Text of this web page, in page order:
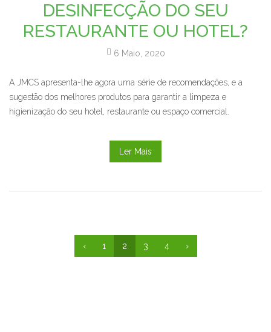
DESINFECÇÃO DO SEU
RESTAURANTE OU HOTEL?
6 Maio, 2020
A JMCS apresenta-lhe agora uma série de recomendações, e a
sugestão dos melhores produtos para garantir a limpeza e
higienização do seu hotel, restaurante ou espaço comercial.
Ler Mais
‹ 1 2 3 4 ›